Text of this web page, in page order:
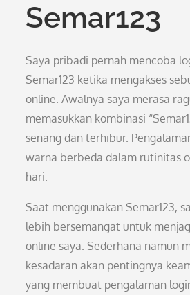
Semar123
Saya pribadi pernah mencoba
Semar123 ketika mengakses
online. Awalnya saya merasa
memasukkan kombinasi
senang dan terhibur.
warna berbeda dalam rutinitas
hari.
Saat menggunakan Semar123,
lebih bersemangat untuk
online saya. Sederhana namun
kesadaran akan pentingnya
yang membuat pengalaman